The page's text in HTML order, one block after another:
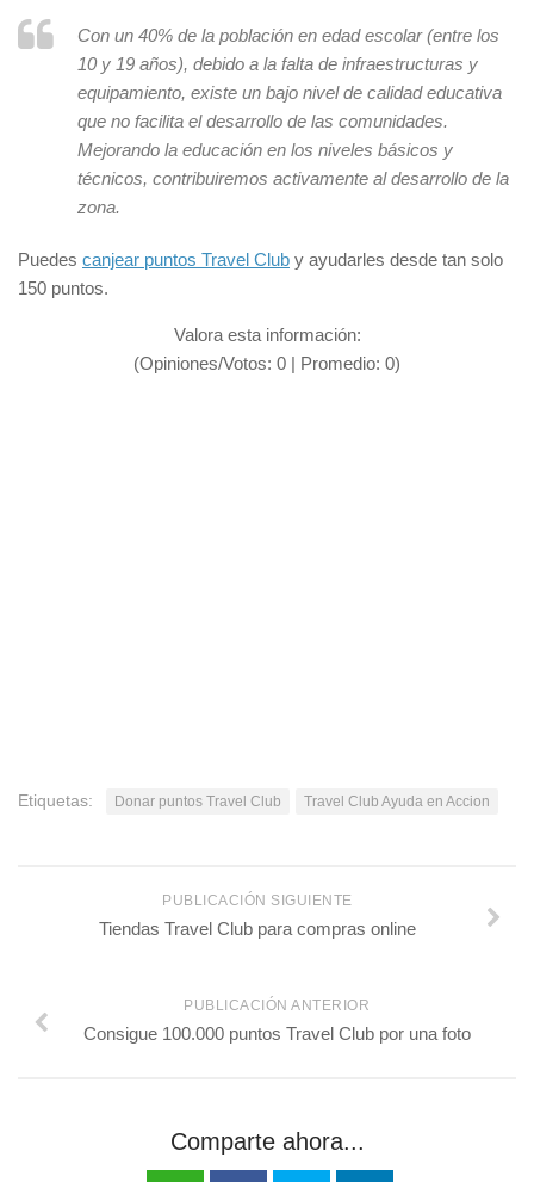
Con un 40% de la población en edad escolar (entre los
10 y 19 años), debido a la falta de infraestructuras y
equipamiento, existe un bajo nivel de calidad educativa
que no facilita el desarrollo de las comunidades.
Mejorando la educación en los niveles básicos y
técnicos, contribuiremos activamente al desarrollo de la
zona.
Puedes canjear puntos Travel Club y ayudarles desde tan solo
150 puntos.
Valora esta información:
(Opiniones/Votos: 0 | Promedio: 0)
Etiquetas: Donar puntos Travel Club Travel Club Ayuda en Accion
PUBLICACIÓN SIGUIENTE
Tiendas Travel Club para compras online
PUBLICACIÓN ANTERIOR
Consigue 100.000 puntos Travel Club por una foto
Comparte ahora...